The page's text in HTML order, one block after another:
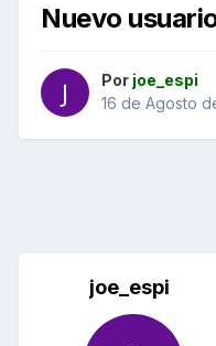
Nuevo
Por joe_espi
16 de Agosto
joe_espi